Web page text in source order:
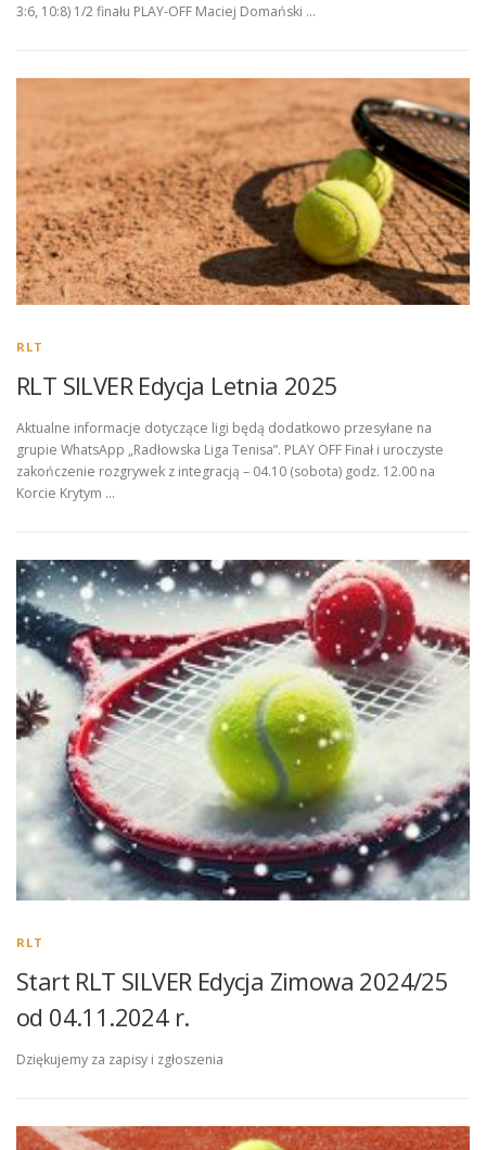
3:6, 10:8) 1/2 finału PLAY-OFF Maciej Domański …
RLT
RLT SILVER Edycja Letnia 2025
Aktualne informacje dotyczące ligi będą dodatkowo przesyłane na
grupie WhatsApp „Radłowska Liga Tenisa”. PLAY OFF Finał i uroczyste
zakończenie rozgrywek z integracją – 04.10 (sobota) godz. 12.00 na
Korcie Krytym …
RLT
Start RLT SILVER Edycja Zimowa 2024/25
od 04.11.2024 r.
Dziękujemy za zapisy i zgłoszenia